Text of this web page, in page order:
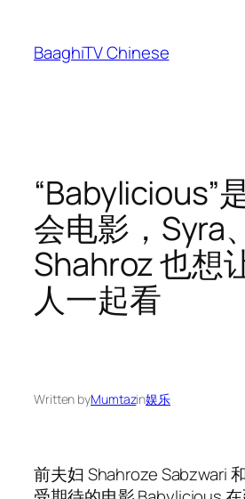
content
BaaghiTV Chinese
“Babylicious”
会电影，Syra、
Shahroz 也想
人一起看
Written byMumtazin娱乐
前夫妇 Shahroze Sabzwari